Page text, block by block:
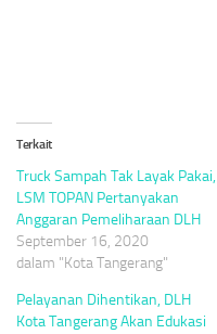
Terkait
Truck Sampah Tak Layak Pakai,
LSM TOPAN Pertanyakan
Anggaran Pemeliharaan DLH
September 16, 2020
dalam "Kota Tangerang"
Pelayanan Dihentikan, DLH
Kota Tangerang Akan Edukasi